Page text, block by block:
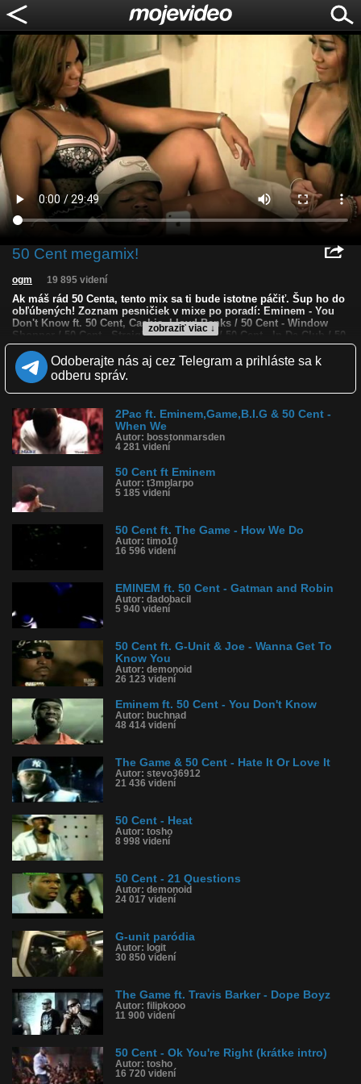
50 Cent megamix!
zobraziť viac ↓
ogm 19 895 videní
Ak máš rád 50 Centa, tento mix sa ti bude istotne páčiť. Šup ho do
obľúbených! Zoznam pesničiek v mixe po poradí: Eminem - You
Don't Know ft. 50 Cent, Cashis, Lloyd Banks / 50 Cent - Window
Shopper / 50 Cent - Straight To The Bank / 50 Cent - In Da Club / 50
Cent - Outta Control ft. Mobb Deep / 50 Cent ft. Ludacris - I Get
Money / / 50 Cent - Just A Lil Bit / 50 Cent - Disco Inferno / 50 Cent -
Candy Shop / The Game ft. 50 Cent - How We Do / The Game ft. 50
Cent - Hate It Or Love It.
Kvalita: NQ
LQ
Zverejnené: 15.8.2015 23:19
Páči sa: 33% (6 hlasov)
Obľúbené: 5
Kategória: hudba
Tagy: 50 cent, eminem, the game, hip hop, west coast, g-unit,
gunit, dr.dre
História sledovanosti videa:
Odoberajte nás aj cez Telegram a prihláste sa k
odberu správ.
2Pac ft. Eminem,Game,B.I.G & 50 Cent -
When We
Autor: bosstonmarsden
4 281 videní
50 Cent ft Eminem
Autor: t3mplarpo
5 185 videní
50 Cent ft. The Game - How We Do
Autor: timo10
16 596 videní
EMINEM ft. 50 Cent - Gatman and Robin
Autor: dadobacil
5 940 videní
50 Cent ft. G-Unit & Joe - Wanna Get To
Know You
Autor: demonoid
26 123 videní
Eminem ft. 50 Cent - You Don't Know
Autor: buchnad
48 414 videní
The Game & 50 Cent - Hate It Or Love It
Autor: stevo36912
21 436 videní
50 Cent - Heat
Autor: tosho
8 998 videní
50 Cent - 21 Questions
Autor: demonoid
24 017 videní
G-unit paródia
Autor: logit
30 850 videní
The Game ft. Travis Barker - Dope Boyz
Autor: filipkooo
11 900 videní
50 Cent - Ok You're Right (krátke intro)
Autor: tosho
16 720 videní